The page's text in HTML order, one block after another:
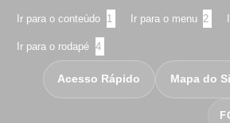
Ir para o conteúdo 1 Ir para o menu 2
Ir para o rodapé 4
Acesso Rápido Mapa do